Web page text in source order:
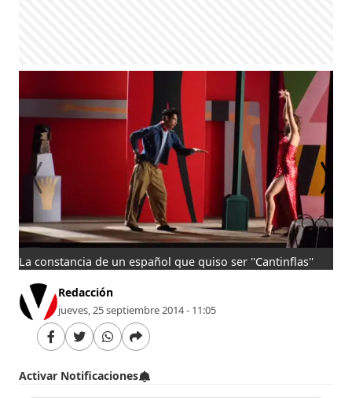
La constancia de un español que quiso ser ''Cantinflas''
Redacción
jueves, 25 septiembre 2014 - 11:05
Activar Notificaciones